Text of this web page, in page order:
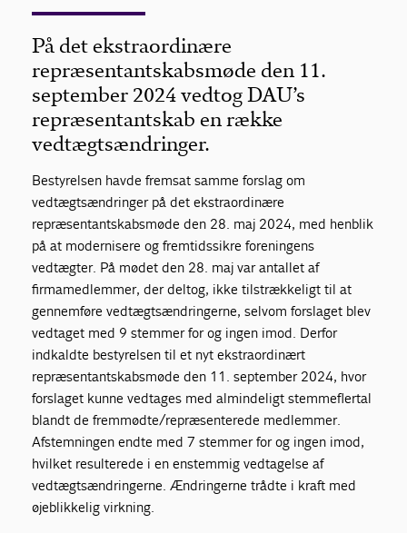
På det ekstraordinære
repræsentantskabsmøde den 11.
september 2024 vedtog DAU’s
repræsentantskab en række
vedtægtsændringer.
Bestyrelsen havde fremsat samme forslag om
vedtægtsændringer på det ekstraordinære
repræsentantskabsmøde den 28. maj 2024, med henblik
på at modernisere og fremtidssikre foreningens
vedtægter. På mødet den 28. maj var antallet af
firmamedlemmer, der deltog, ikke tilstrækkeligt til at
gennemføre vedtægtsændringerne, selvom forslaget blev
vedtaget med 9 stemmer for og ingen imod. Derfor
indkaldte bestyrelsen til et nyt ekstraordinært
repræsentantskabsmøde den 11. september 2024, hvor
forslaget kunne vedtages med almindeligt stemmeflertal
blandt de fremmødte/repræsenterede medlemmer.
Afstemningen endte med 7 stemmer for og ingen imod,
hvilket resulterede i en enstemmig vedtagelse af
vedtægtsændringerne. Ændringerne trådte i kraft med
øjeblikkelig virkning.